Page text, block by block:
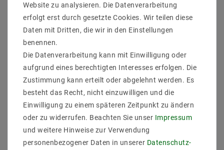
ZULETZT ANGESEHEN
Website zu analysieren. Die Datenverarbeitung
erfolgt erst durch gesetzte Cookies. Wir teilen diese
Daten mit Dritten, die wir in den Einstellungen
benennen.
Die Datenverarbeitung kann mit Einwilligung oder
aufgrund eines berechtigten Interesses erfolgen. Die
Zustimmung kann erteilt oder abgelehnt werden. Es
besteht das Recht, nicht einzuwilligen und die
Einwilligung zu einem späteren Zeitpunkt zu ändern
oder zu widerrufen. Beachten Sie unser Impressum
und weitere Hinweise zur Verwendung
personenbezogener Daten in unserer Daten­schutz­